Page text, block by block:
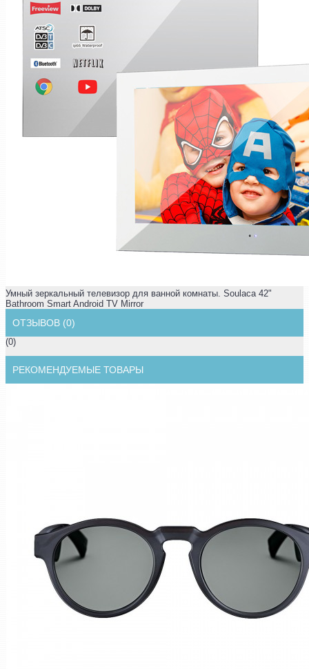
Умный зеркальный телевизор для ванной комнаты. Soulaca 42"
Bathroom Smart Android TV Mirror
ОТЗЫВОВ (0)
(0)
РЕКОМЕНДУЕМЫЕ ТОВАРЫ